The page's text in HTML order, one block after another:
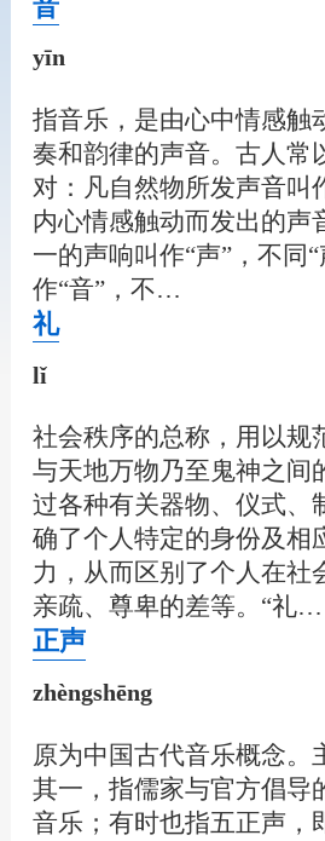
音
yīn
指音乐，是由心中情感触
奏和韵律的声音。古人常
对：凡自然物所发声音叫
内心情感触动而发出的声
一的声响叫作“声”，不同“
作“音”，不…
礼
lǐ
社会秩序的总称，用以规
与天地万物乃至鬼神之间
过各种有关器物、仪式、
确了个人特定的身份及相
力，从而区别了个人在社
亲疏、尊卑的差等。“礼…
正声
zhèngshēng
原为中国古代音乐概念。
其一，指儒家与官方倡导
音乐；有时也指五正声，